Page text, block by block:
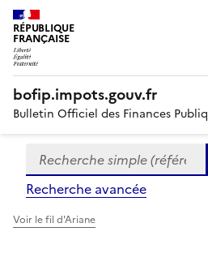
RÉPUBLIQUE
FRANÇAISE
bofip.impots.gouv.fr
Bulletin Officiel des Finances
Formulaire
de
recherche
Recherche simple
Recherche avancée
Voir le fil d'Ariane